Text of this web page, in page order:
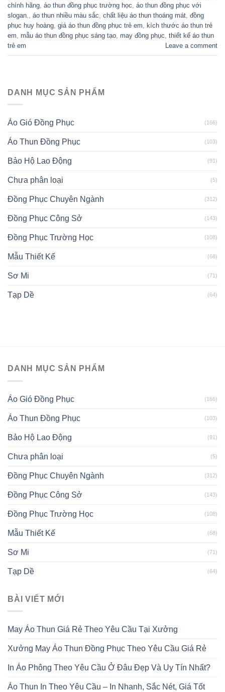
chính hãng áo thun đồng phục trường học áo thun đồng phục với
slogan.
áo thun nhiều màu sắc chất liệu áo thun thoáng mát đồng
phục huy hoàng giá áo thun đồng phục trẻ em
kích thước áo thun trẻ
em mẫu áo thun đồng phục sáng tạo may đồng phục thiết kế áo thun
trẻ em
Leave a comment
DANH MỤC SẢN PHẨM
Áo Gió Đồng Phục (166)
Áo Thun Đồng Phục (103)
Bảo Hộ Lao Động (91)
Chưa phân loại (5)
Đồng Phục Chuyên Ngành (312)
Đồng Phục Công Sở (143)
Đồng Phục Trường Học (108)
Mẫu Thiết Kế (68)
Sơ Mi (71)
Tạp Dề (64)
DANH MỤC SẢN PHẨM
Áo Gió Đồng Phục (166)
Áo Thun Đồng Phục (103)
Bảo Hộ Lao Động (91)
Chưa phân loại (5)
Đồng Phục Chuyên Ngành (312)
Đồng Phục Công Sở (143)
Đồng Phục Trường Học (108)
Mẫu Thiết Kế (68)
Sơ Mi (71)
Tạp Dề (64)
BÀI VIẾT MỚI
May Áo Thun Giá Rẻ Theo Yêu Cầu Tại Xưởng
Xưởng May Áo Thun Đồng Phục Theo Yêu Cầu Giá Rẻ
In Áo Phông Theo Yêu Cầu Ở Đâu Đẹp Và Uy Tín Nhất?
Áo Thun In Theo Yêu Cầu – In Nhanh, Sắc Nét, Giá Tốt